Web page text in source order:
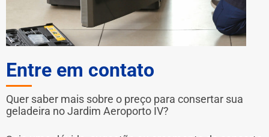
Entre em contato
Quer saber mais sobre o preço para consertar sua
geladeira no Jardim Aeroporto IV?